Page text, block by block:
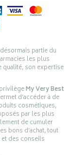
partie du
les plus
qualité, son expertise
My Very Best
d’accéder à de
cosmétiques,
par les plus
de cumuler
bons d’achat, tout
des conseils